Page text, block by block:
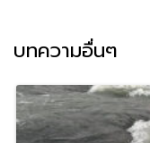
บทความอื่นๆ